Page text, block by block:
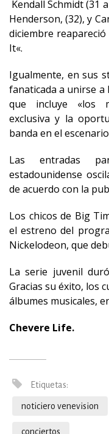
Kendall Schmidt (31
Henderson, (32), y
diciembre
It«.
Igualmente, en sus
fanaticada a unirse a
que incluye «los
exclusiva y la
banda en el
Las entradas
estadounidense
de acuerdo con la
Los chicos de Big
el estreno del
Nickelodeon, que
La serie juvenil
Gracias su éxito, los
álbumes musicales,
Chevere Life.
Etiquetas:
noticiero venevision
conciertos